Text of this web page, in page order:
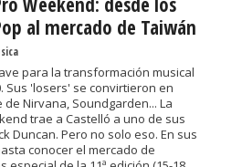
al mercado de Taiwán
para la transformación musical
Sus 'losers' se convirtieron en
Nirvana, Soundgarden... La
trae a Castelló a uno de sus
Duncan. Pero no solo eso. En sus
conocer el mercado de